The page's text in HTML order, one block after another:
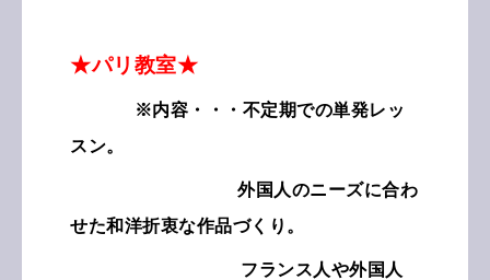
★パリ教室★
※内容・・・不定期での単発レッ
スン。
外国人のニーズに合わ
せた和洋折衷な作品づくり。
フランス人や外国人